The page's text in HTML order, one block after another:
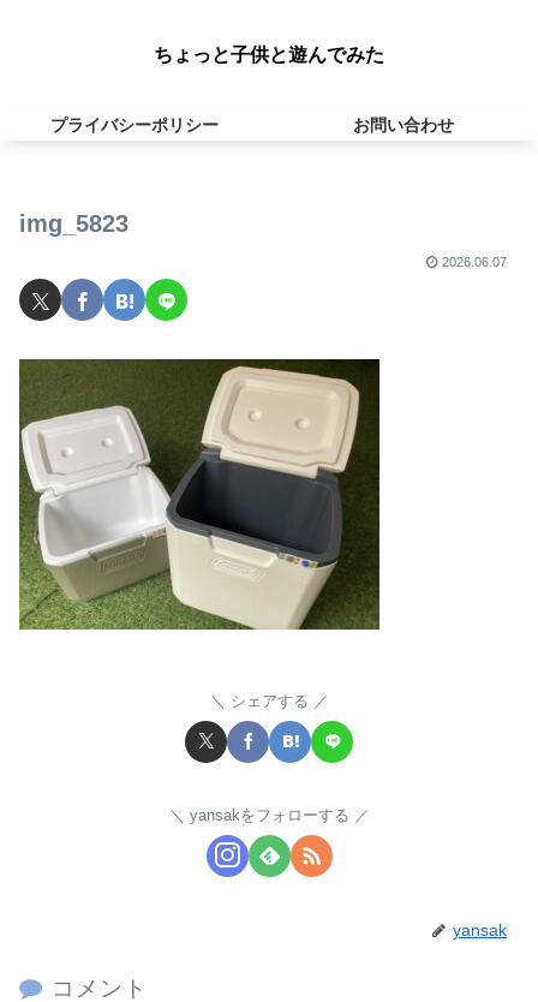
ちょっと子供と遊んでみた
プライバシーポリシー お問い合わせ
img_5823
2026.06.07
シェアする
yansakをフォローする
yansak
コメント